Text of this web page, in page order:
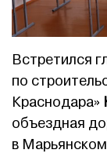
Встретился
по
Краснодара»
объездная
в